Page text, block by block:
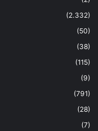
(2.332)
(50)
(38)
(115)
(9)
(791)
(28)
(7)